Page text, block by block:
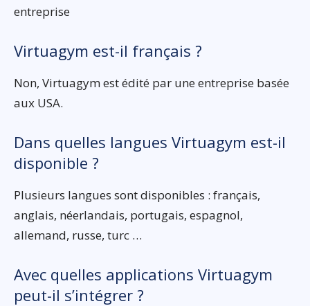
entreprise
Virtuagym est-il français ?
Non, Virtuagym est édité par une entreprise basée
aux USA.
Dans quelles langues Virtuagym est-il
disponible ?
Plusieurs langues sont disponibles : français,
anglais, néerlandais, portugais, espagnol,
allemand, russe, turc …
Avec quelles applications Virtuagym
peut-il s’intégrer ?